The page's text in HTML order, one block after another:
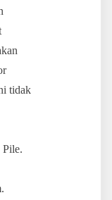
tidak